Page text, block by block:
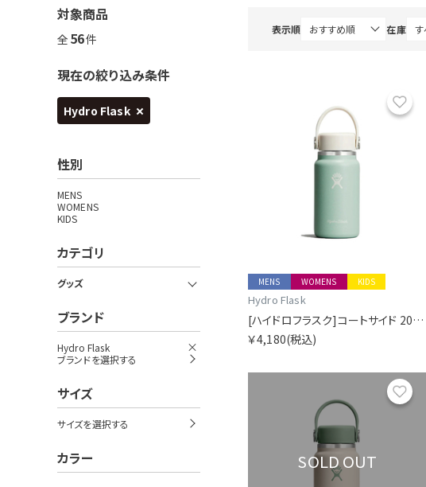
対象商品
全 56件
現在の絞り込み条件
Hydro Flask
性別
MENS
WOMENS
KIDS
カテゴリ
グッズ
ブランド
Hydro Flask
ブランドを選択する
サイズ
サイズを選択する
カラー
表示順 在庫
MENS WOMENS KIDS
Hydro Flask
[ハイドロフラスク]コートサイド 200ミリリットル マイクロ ハイドロ シケイダグリーン
￥4,180(税込)
SOLD OUT